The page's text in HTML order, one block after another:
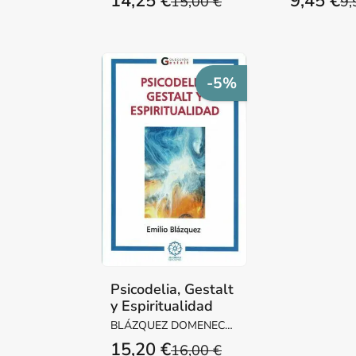
-5%
Psicodelia, Gestalt
y Espiritualidad
BLÁZQUEZ DOMENECH,
EMILIO
16,00 €
15,20 €